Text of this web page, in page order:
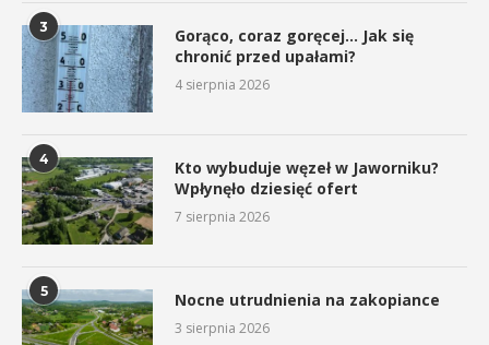
3
Gorąco, coraz goręcej… Jak się
chronić przed upałami?
4 sierpnia 2026
4
Kto wybuduje węzeł w Jaworniku?
Wpłynęło dziesięć ofert
7 sierpnia 2026
5 Nocne utrudnienia na zakopiance
3 sierpnia 2026